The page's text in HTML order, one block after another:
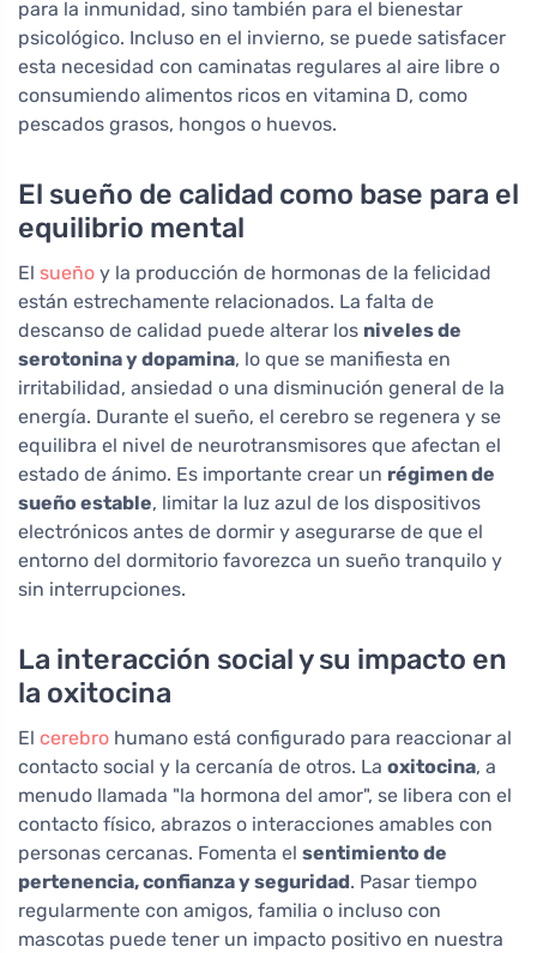
para la inmunidad, sino también para el bienestar
psicológico. Incluso en el invierno, se puede satisfacer
esta necesidad con caminatas regulares al aire libre o
consumiendo alimentos ricos en vitamina D, como
pescados grasos, hongos o huevos.
El sueño de calidad como base para el
equilibrio mental
El sueño y la producción de hormonas de la felicidad
están estrechamente relacionados. La falta de
descanso de calidad puede alterar los niveles de
serotonina y dopamina, lo que se manifiesta en
irritabilidad, ansiedad o una disminución general de la
energía. Durante el sueño, el cerebro se regenera y se
equilibra el nivel de neurotransmisores que afectan el
estado de ánimo. Es importante crear un régimen de
sueño estable, limitar la luz azul de los dispositivos
electrónicos antes de dormir y asegurarse de que el
entorno del dormitorio favorezca un sueño tranquilo y
sin interrupciones.
La interacción social y su impacto en
la oxitocina
El cerebro humano está configurado para reaccionar al
contacto social y la cercanía de otros. La oxitocina, a
menudo llamada "la hormona del amor", se libera con el
contacto físico, abrazos o interacciones amables con
personas cercanas. Fomenta el sentimiento de
pertenencia, confianza y seguridad. Pasar tiempo
regularmente con amigos, familia o incluso con
mascotas puede tener un impacto positivo en nuestra